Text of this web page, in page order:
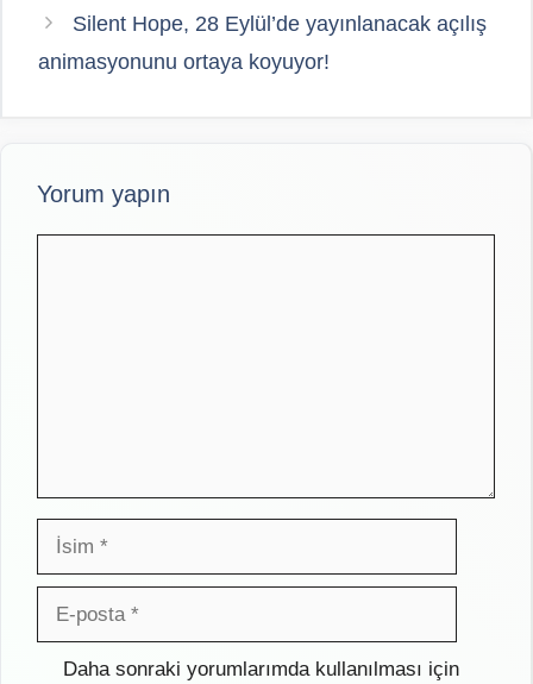
Silent Hope, 28 Eylül’de yayınlanacak açılış
animasyonunu ortaya koyuyor!
Yorum yapın
İsim
posta
İnternet
Daha sonraki yorumlarımda kullanılması için